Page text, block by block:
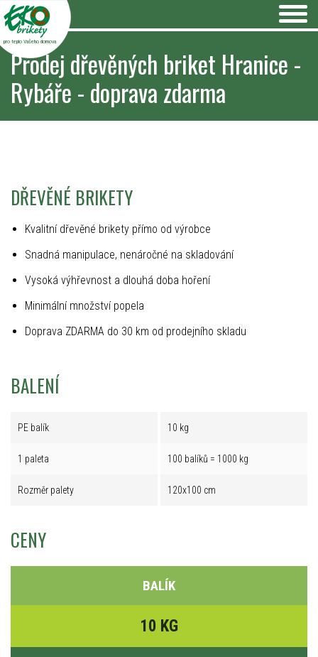
pro teplo Vašeho domova
Prodej dřevěných briket Hranice -
Rybáře - doprava zdarma
DŘEVĚNÉ BRIKETY
Kvalitní dřevěné brikety přímo od výrobce
Snadná manipulace, nenáročné na skladování
Vysoká výhřevnost a dlouhá doba hoření
Minimální množství popela
Doprava ZDARMA do 30 km od prodejního skladu
BALENÍ
PE balík 10 kg
1 paleta 100 balíků = 1000 kg
Rozměr palety 120x100 cm
CENY
BALÍK
10 KG